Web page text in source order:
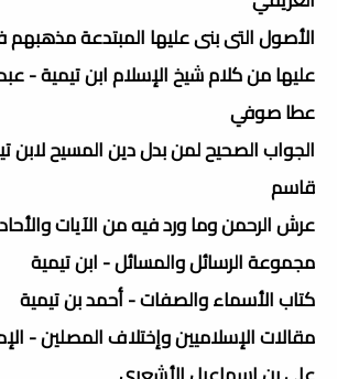
الأصول التى بنى عليها المبتدعة
عليها من كلام شيخ الإسلام ابن تيمية -
عطا صوفي
الجواب الصحيح لمن بدل دين المسيح
قاسم
عرش الرحمن وما ورد فيه من الآيات
مجموعة الرسائل والمسائل - ابن تيمية
كتاب الأسماء والصفات - أحمد بن تيمية
مقالات الإسلاميين وإختلاف المصلين -